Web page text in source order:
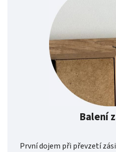
Balení
První dojem při převzetí